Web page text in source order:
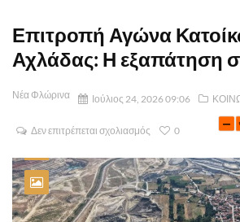
Επιτροπή Αγώνα
Αχλάδας: Η εξαπάτηση
Νέα Φλώρινα Ιούλιος 24, 2026 09:06
Δεν επιτρέπεται σχολιασμός 0